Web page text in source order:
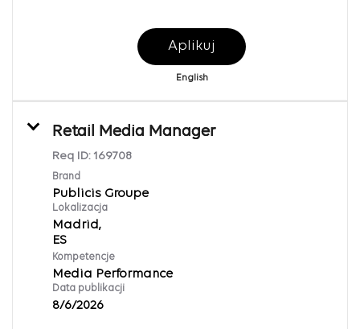
Aplikuj
English
Retail Media Manager
Req ID: 169708
Brand
Publicis Groupe
Lokalizacja
Madrid,
Kompetencje
Media Performance
Data publikacji
8/6/2026